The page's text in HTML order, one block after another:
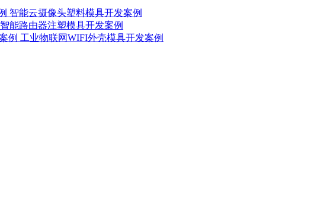
智能云摄像头塑料模具开发案例
智能路由器注塑模具开发案例
工业物联网WIFI外壳模具开发案例